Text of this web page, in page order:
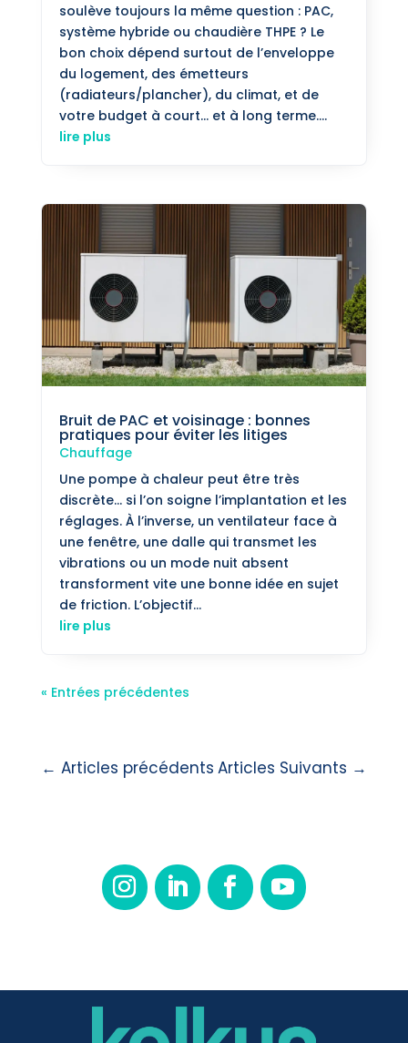
soulève toujours la même question : PAC,
système hybride ou chaudière THPE ? Le
bon choix dépend surtout de l’enveloppe
du logement, des émetteurs
(radiateurs/plancher), du climat, et de
votre budget à court… et à long terme....
lire plus
Bruit de PAC et voisinage : bonnes
pratiques pour éviter les litiges
Chauffage
Une pompe à chaleur peut être très
discrète… si l’on soigne l’implantation et les
réglages. À l’inverse, un ventilateur face à
une fenêtre, une dalle qui transmet les
vibrations ou un mode nuit absent
transforment vite une bonne idée en sujet
de friction. L’objectif...
lire plus
« Entrées précédentes
← Articles précédents Articles Suivants →